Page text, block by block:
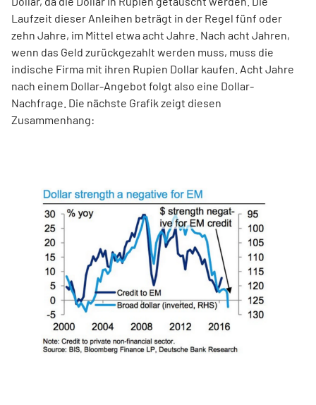
Laufzeit dieser Anleihen beträgt in der Regel fünf oder
zehn Jahre, im Mittel etwa acht Jahre. Nach acht Jahren,
wenn das Geld zurückgezahlt werden muss, muss die
indische Firma mit ihren Rupien Dollar kaufen. Acht Jahre
nach einem Dollar-Angebot folgt also eine Dollar-
Nachfrage. Die nächste Grafik zeigt diesen
Zusammenhang: